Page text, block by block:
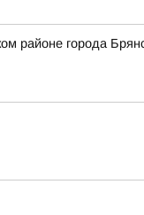
районе города